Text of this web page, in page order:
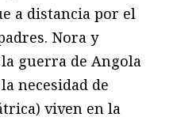
a distancia por el
Nora y
guerra de Angola
necesidad de
viven en la